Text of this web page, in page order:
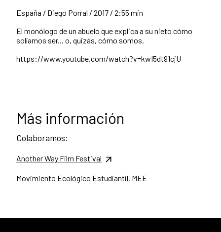
España / Diego Porral / 2017 / 2:55 min
El monólogo de un abuelo que explica a su nieto cómo
solíamos ser... o, quizás, cómo somos.
https://www.youtube.com/watch?v=kwI5dt91cjU
Más información
Colaboramos:
Another Way Film Festival
Movimiento Ecológico Estudiantil, MEE